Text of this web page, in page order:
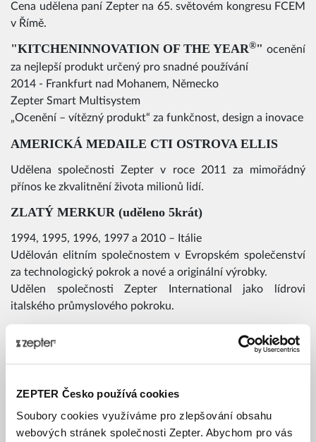
ZEPTER Česko používá cookies
Soubory cookies využíváme pro zlepšování obsahu
webových stránek společnosti Zepter. Abychom pro vás
Cena udělena paní Zepter na 65. světovém kongresu FCEM
v Římě.
"KITCHENINNOVATION OF THE YEAR®" ocenění
za nejlepší produkt určený pro snadné používání
2014 - Frankfurt nad Mohanem, Německo
Zepter Smart Multisystem
„Ocenění – vítězný produkt“ za funkčnost, design a inovace
AMERICKÁ MEDAILE CTI OSTROVA ELLIS
Udělena společnosti Zepter v roce 2011 za mimořádný
přínos ke zkvalitnění života milionů lidí.
ZLATÝ MERKUR (uděleno 5krát)
1994, 1995, 1996, 1997 a 2010 – Itálie
Udělován elitním společnostem v Evropském společenství
za technologický pokrok a nové a originální výrobky.
Udělen společnosti Zepter International jako lídrovi
italského průmyslového pokroku.
“CAVALIERE DEL LAVORO DELLA
REPUBBLICA ITALIANA"
Uděleno panu Philipu Zepterovi za vynikající služby
poskytnuté italskému průmyslu a společenství.
“ZLATÁ KORUNA"